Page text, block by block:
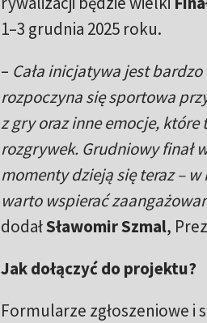
1–3 grudnia 2025 roku.
– Cała inicjatywa jest
rozpoczyna się sportowa
z gry oraz inne emocje,
rozgrywek. Grudniowy finał
momenty dzieją się teraz –
warto wspierać
dodałSławomir Szmal,
Jak dołączyć do projektu?
Formularze zgłoszeniowe i